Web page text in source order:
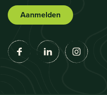
Aanmelden